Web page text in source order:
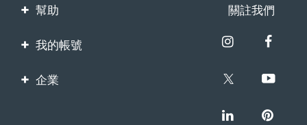
幫助
聯繫我們
保修與退換貨
關註我們
我的帳號
產品註冊
企業